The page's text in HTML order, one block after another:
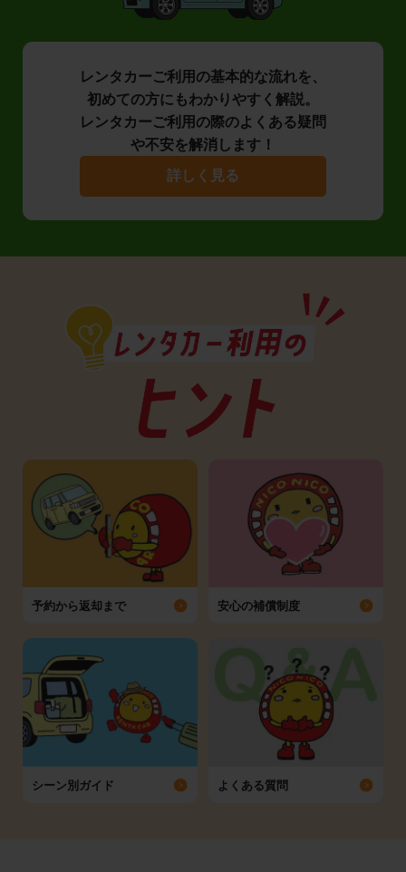
レンタカーご利用の基本的な流れを、
初めての方にもわかりやすく解説。
レンタカーご利用の際のよくある疑問
や不安を解消します！
詳しく見る
予約から返却まで 安心の補償制度
シーン別ガイド よくある質問